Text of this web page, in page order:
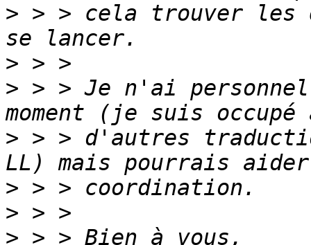
> > > cela trouver les
>
> > > Je n'ai
> > > d'autres
>
>
>